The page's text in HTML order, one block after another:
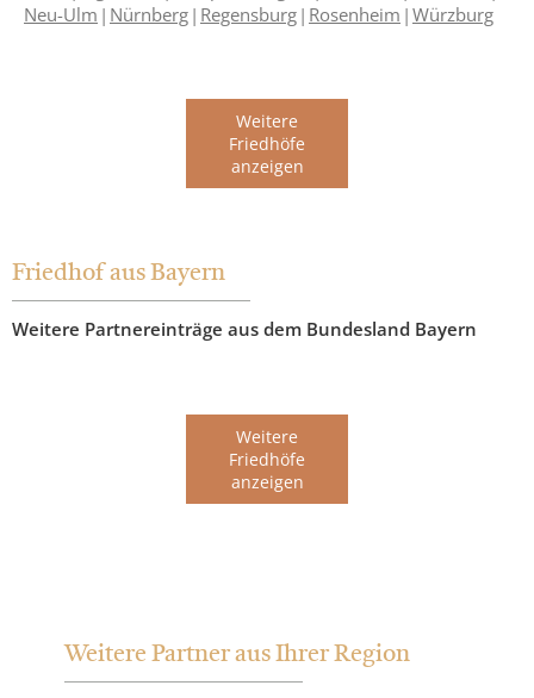
Neu-Ulm Nürnberg Regensburg Rosenheim Würzburg
Weitere
Friedhöfe
anzeigen
Friedhof aus Bayern
Weitere Partnereinträge aus dem Bundesland Bayern
Weitere
Friedhöfe
anzeigen
Weitere Partner aus Ihrer Region